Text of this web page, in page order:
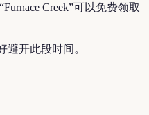
Creek”可以免费领取
开此段时间。